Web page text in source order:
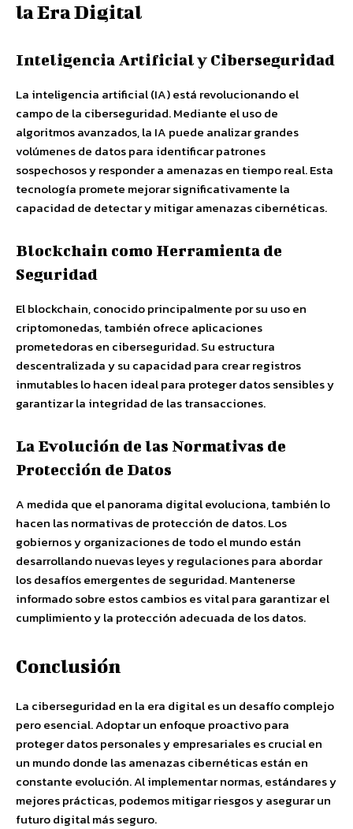
la Era Digital
Inteligencia Artificial y Ciberseguridad
La inteligencia artificial (IA) está revolucionando el
campo de la ciberseguridad. Mediante el uso de
algoritmos avanzados, la IA puede analizar grandes
volúmenes de datos para identificar patrones
sospechosos y responder a amenazas en tiempo real. Esta
tecnología promete mejorar significativamente la
capacidad de detectar y mitigar amenazas cibernéticas.
Blockchain como Herramienta de
Seguridad
El blockchain, conocido principalmente por su uso en
criptomonedas, también ofrece aplicaciones
prometedoras en ciberseguridad. Su estructura
descentralizada y su capacidad para crear registros
inmutables lo hacen ideal para proteger datos sensibles y
garantizar la integridad de las transacciones.
La Evolución de las Normativas de
Protección de Datos
A medida que el panorama digital evoluciona, también lo
hacen las normativas de protección de datos. Los
gobiernos y organizaciones de todo el mundo están
desarrollando nuevas leyes y regulaciones para abordar
los desafíos emergentes de seguridad. Mantenerse
informado sobre estos cambios es vital para garantizar el
cumplimiento y la protección adecuada de los datos.
Conclusión
La ciberseguridad en la era digital es un desafío complejo
pero esencial. Adoptar un enfoque proactivo para
proteger datos personales y empresariales es crucial en
un mundo donde las amenazas cibernéticas están en
constante evolución. Al implementar normas, estándares y
mejores prácticas, podemos mitigar riesgos y asegurar un
futuro digital más seguro.